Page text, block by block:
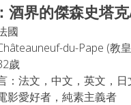
酒界的傑森史塔
國
du-Pape (教皇
歲
：法文，中文，英文，日
影愛好者，純素主義者